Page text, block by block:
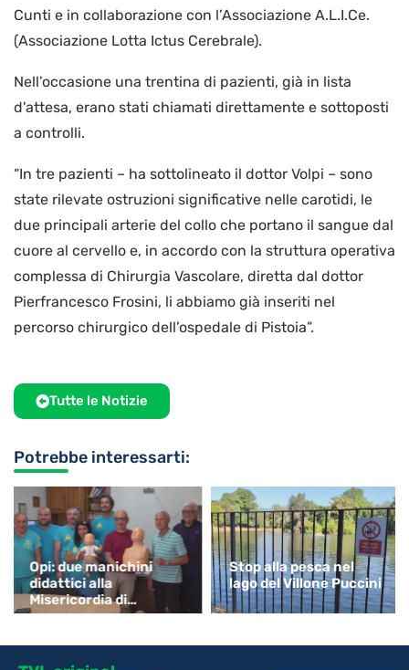
Cunti e in collaborazione con l’Associazione A.L.I.Ce.
(Associazione Lotta Ictus Cerebrale).
Nell’occasione una trentina di pazienti, già in lista
d'attesa, erano stati chiamati direttamente e sottoposti
a controlli.
“In tre pazienti – ha sottolineato il dottor Volpi – sono
state rilevate ostruzioni significative nelle carotidi, le
due principali arterie del collo che portano il sangue dal
cuore al cervello e, in accordo con la struttura operativa
complessa di Chirurgia Vascolare, diretta dal dottor
Pierfrancesco Frosini, li abbiamo già inseriti nel
percorso chirurgico dell’ospedale di Pistoia”.
Tutte le Notizie
Potrebbe interessarti:
Opi: due manichini
didattici alla
Misericordia di
Monsummano
Stop alla pesca nel
lago del Villone Puccini